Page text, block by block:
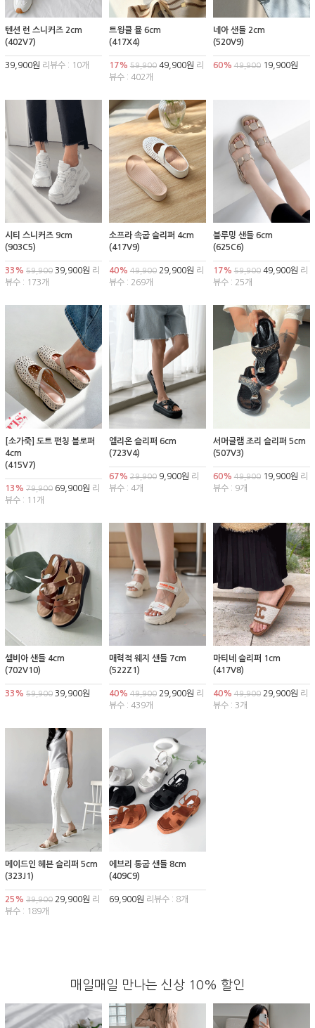
텐션 런 스니커즈 2cm
(402V7)
39,900원 리뷰수 : 10개
트윙클 뮬 6cm
(417X4)
17% 59,90049,900원 리
뷰수 : 402개
네아 샌들 2cm
(520V9)
60% 49,90019,900원
시티 스니커즈 9cm
(903C5)
33% 59,900 39,900원 리
뷰수 : 173개
소프라 속굽 슬리퍼 4cm
(417V9)
40% 49,90029,900원 리
뷰수 : 269개
블루밍 샌들 6cm
(625C6)
17% 59,90049,900원 리
뷰수 : 25개
[소가죽] 도트 펀칭 블로퍼
4cm
(415V7)
13% 79,900 69,900원 리
뷰수 : 11개
엘리온 슬리퍼 6cm
(723V4)
67% 29,9009,900원 리
뷰수 : 4개
서머글램 조리 슬리퍼 5cm
(507V3)
60% 49,90019,900원 리
뷰수 : 9개
셀비아 샌들 4cm
(702V10)
33% 59,900 39,900원
매력적 웨지 샌들 7cm
(522Z1)
40% 49,90029,900원 리
뷰수 : 439개
마티네 슬리퍼 1cm
(417V8)
40% 49,90029,900원 리
뷰수 : 3개
메이드인 헤븐 슬리퍼 5cm
(323J1)
25% 39,900 29,900원 리
뷰수 : 189개
에브리 통굽 샌들 8cm
(409C9)
69,900원 리뷰수 : 8개
매일매일 만나는 신상 10% 할인